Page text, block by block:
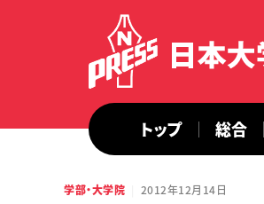
トップ 総合
学部・大学院 2012年12月14日